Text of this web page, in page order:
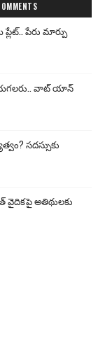
పేరు మార్పు
వాట్ యాన్
సదస్సుకు
వైదికపై అతిథులకు